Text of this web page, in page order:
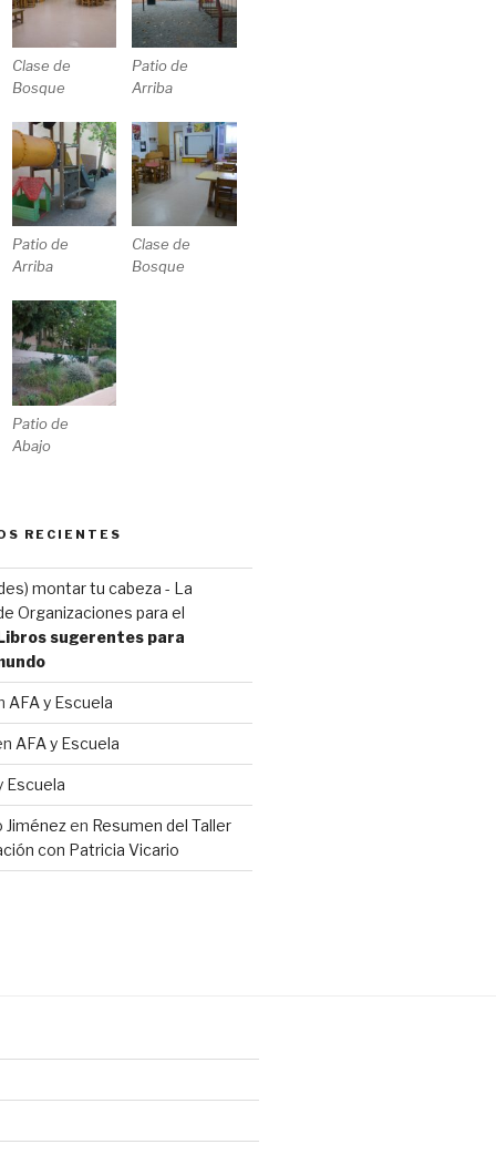
Clase de
Bosque
Patio de
Arriba
Patio de
Arriba
Clase de
Bosque
Patio de
Abajo
RECIENTES
montar tu cabeza - La
Organizaciones para el
sugerentes para
AFA y Escuela
AFA y Escuela
Escuela
Jiménezen Resumen del Taller
con Patricia Vicario